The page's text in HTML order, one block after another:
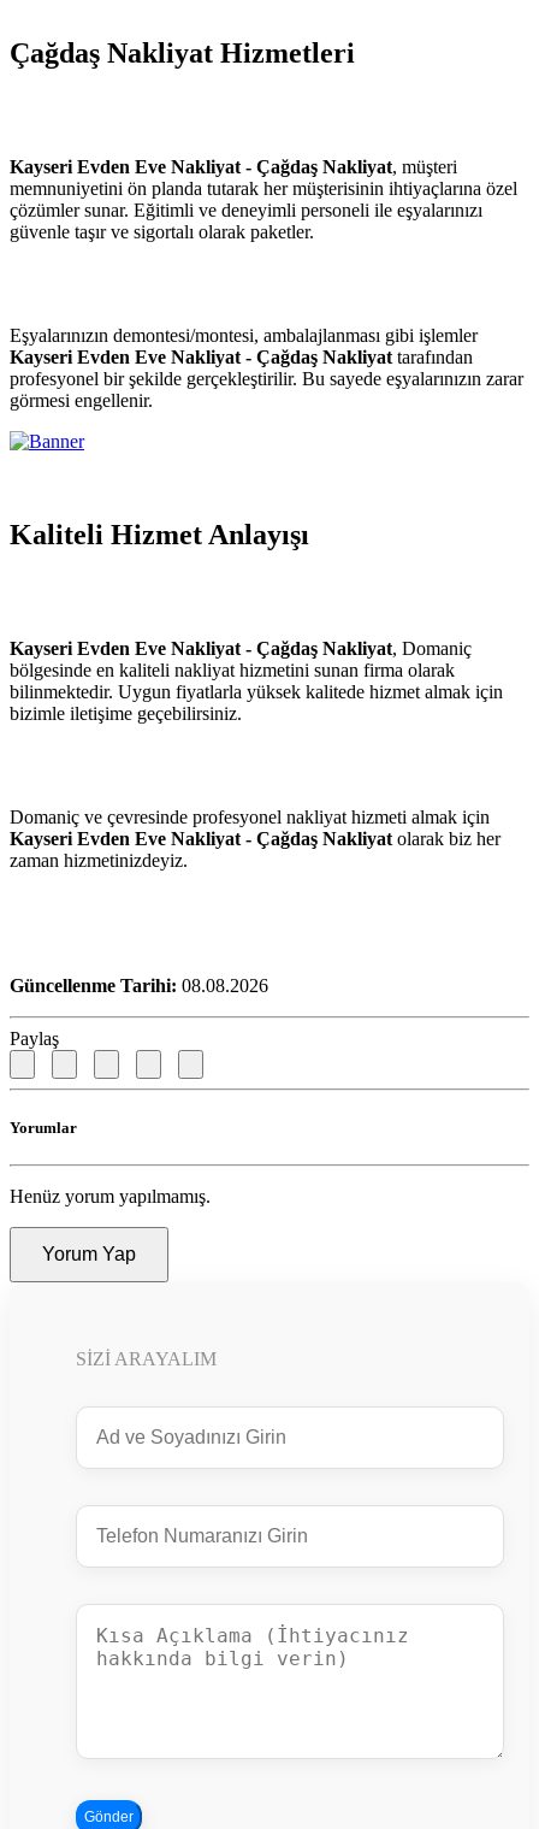
Çağdaş Nakliyat Hizmetleri
Kayseri Evden Eve Nakliyat - Çağdaş Nakliyat, müşteri
memnuniyetini ön planda tutarak her müşterisinin ihtiyaçlarına özel
çözümler sunar. Eğitimli ve deneyimli personeli ile eşyalarınızı
güvenle taşır ve sigortalı olarak paketler.
Eşyalarınızın demontesi/montesi, ambalajlanması gibi işlemler
Kayseri Evden Eve Nakliyat - Çağdaş Nakliyat tarafından
profesyonel bir şekilde gerçekleştirilir. Bu sayede eşyalarınızın zarar
görmesi engellenir.
Kaliteli Hizmet Anlayışı
Kayseri Evden Eve Nakliyat - Çağdaş Nakliyat, Domaniç
bölgesinde en kaliteli nakliyat hizmetini sunan firma olarak
bilinmektedir. Uygun fiyatlarla yüksek kalitede hizmet almak için
bizimle iletişime geçebilirsiniz.
Domaniç ve çevresinde profesyonel nakliyat hizmeti almak için
Kayseri Evden Eve Nakliyat - Çağdaş Nakliyat olarak biz her
zaman hizmetinizdeyiz.
Güncellenme Tarihi: 08.08.2026
Paylaş
Yorumlar
Henüz yorum yapılmamış.
Yorum Yap
SIZI ARAYALIM
Gönder